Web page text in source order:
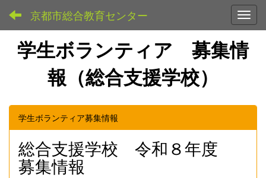
京都市総合教育センター
学生ボランティア 募集情
報（総合支援学校）
学生ボランティア募集情報
総合支援学校 令和８年度
募集情報